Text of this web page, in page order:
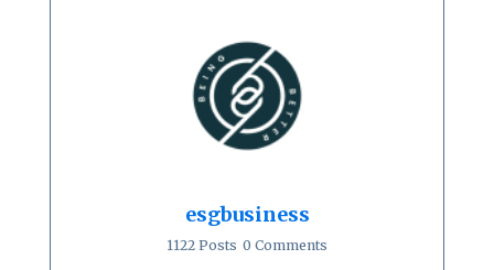
esgbusiness
1122 Posts 0 Comments